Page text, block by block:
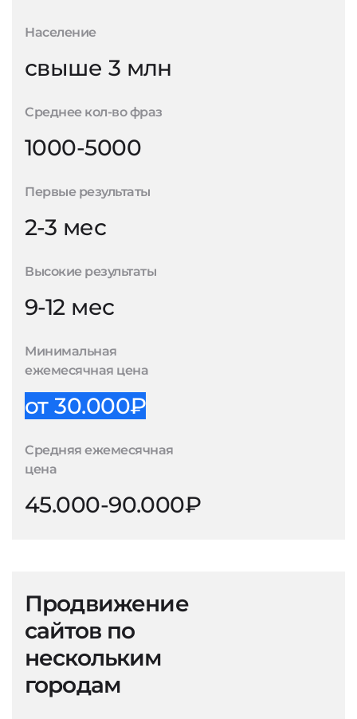
Население
свыше 3 млн
Среднее кол-во фраз
1000-5000
Первые результаты
2-3 мес
Высокие результаты
9-12 мес
Минимальная
ежемесячная цена
от 30.000₽
Средняя ежемесячная
цена
45.000-90.000₽
Продвижение
сайтов по
нескольким
городам